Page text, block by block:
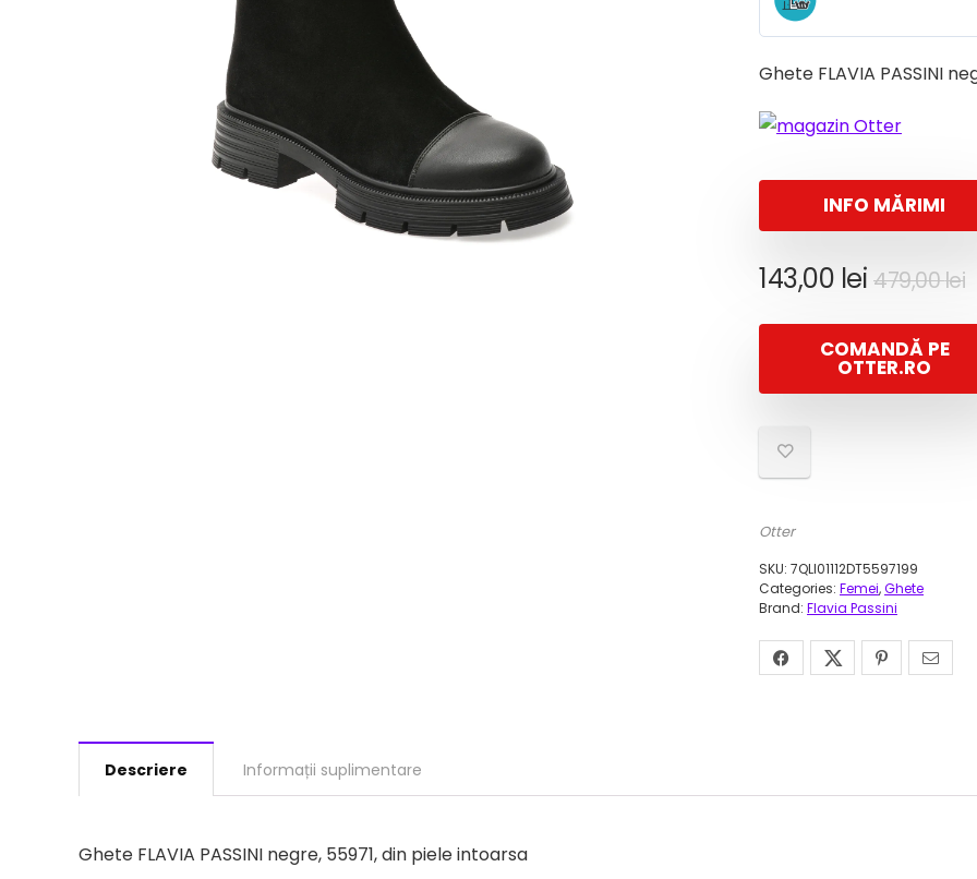
Ghete FLAVIA PASSINI
INFO MĂRIMI
479,00lei
143,00 lei
COMANDĂ PE
OTTER.RO
Otter
SKU: 7QLI01112DT5597199
Categories: Femei,Ghete
Brand: Flavia Passini
Descriere Informații suplimentare
Ghete FLAVIA PASSINI negre, 55971, din piele intoarsa